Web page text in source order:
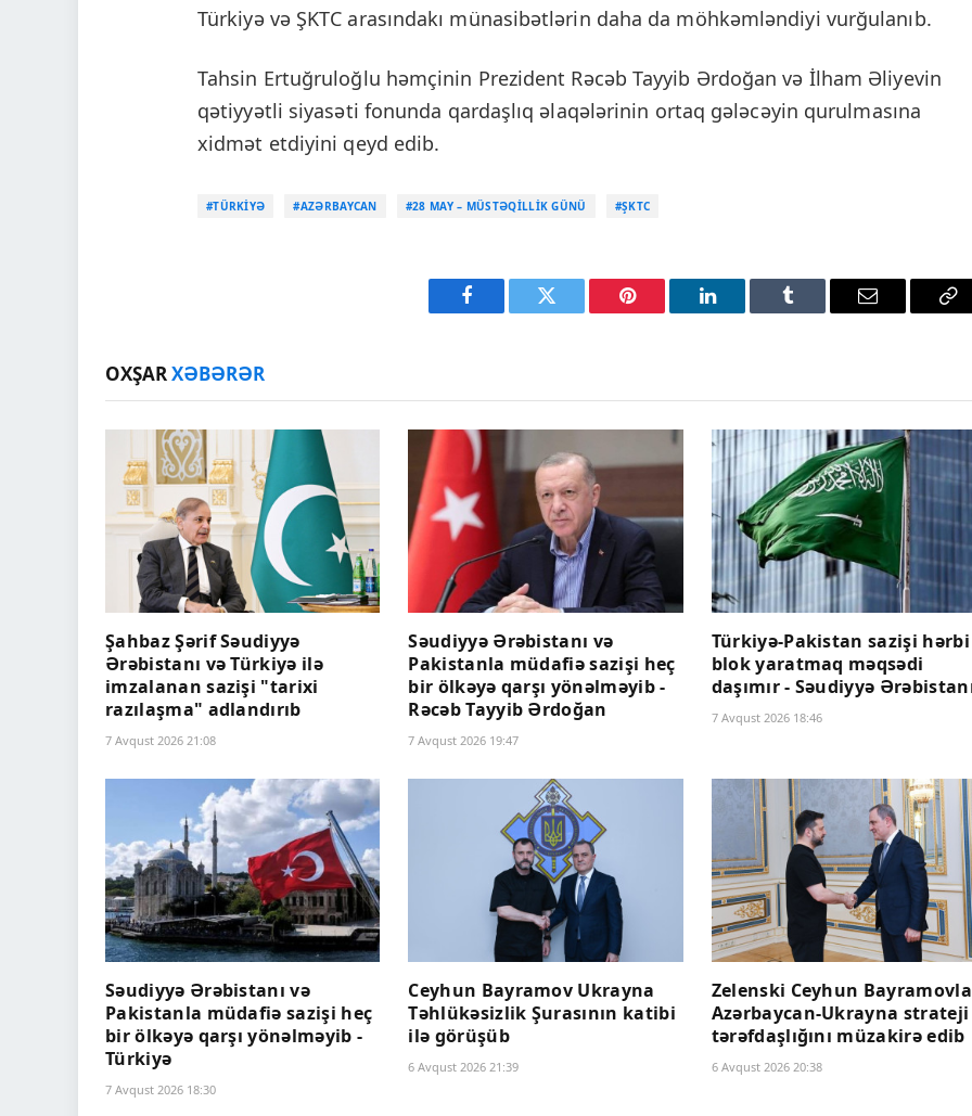
Türkiyə və ŞKTC arasındakı münasibətlərin daha da möhkəmləndiyi vurğulanıb.
Tahsin Ertuğruloğlu həmçinin Prezident Rəcəb Tayyib Ərdoğan və İlham Əliyevin
qətiyyətli siyasəti fonunda qardaşlıq əlaqələrinin ortaq gələcəyin qurulmasına
xidmət etdiyini qeyd edib.
#TÜRKIYƏ #AZƏRBAYCAN #28 MAY – MÜSTƏQILLIK GÜNÜ #ŞKTC
Facebook Twitter Pinterest LinkedIn Tumblr Email
OXŞARXƏBƏRƏR
Şahbaz Şərif Səudiyyə
Ərəbistanı və Türkiyə ilə
imzalanan sazişi "tarixi
razılaşma" adlandırıb
7 Avqust 2026 21:08
Səudiyyə Ərəbistanı və
Pakistanla müdafiə sazişi heç
bir ölkəyə qarşı yönəlməyib -
Rəcəb Tayyib Ərdoğan
7 Avqust 2026 19:47
Türkiyə-Pakistan sazişi hərbi
blok yaratmaq məqsədi
daşımır - Səudiyyə
7 Avqust 2026 18:46
Səudiyyə Ərəbistanı və
Pakistanla müdafiə sazişi heç
bir ölkəyə qarşı yönəlməyib -
Türkiyə
7 Avqust 2026 18:30
Ceyhun Bayramov Ukrayna
Təhlükəsizlik Şurasının katibi
ilə görüşüb
6 Avqust 2026 21:39
Zelenski Ceyhun Bayramovla
Azərbaycan-Ukrayna strateji
tərəfdaşlığını müzakirə edib
6 Avqust 2026 20:38